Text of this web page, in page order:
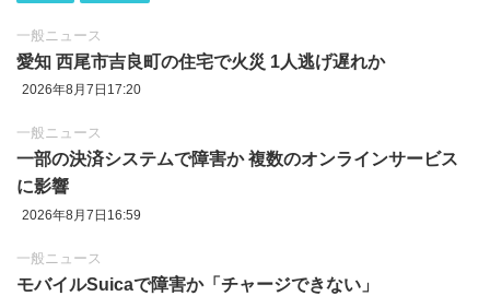
一般ニュース
愛知 西尾市吉良町の住宅で火災 1人逃げ遅れか
2026年8月7日17:20
一般ニュース
一部の決済システムで障害か 複数のオンラインサービス
に影響
2026年8月7日16:59
一般ニュース
モバイルSuicaで障害か「チャージできない」